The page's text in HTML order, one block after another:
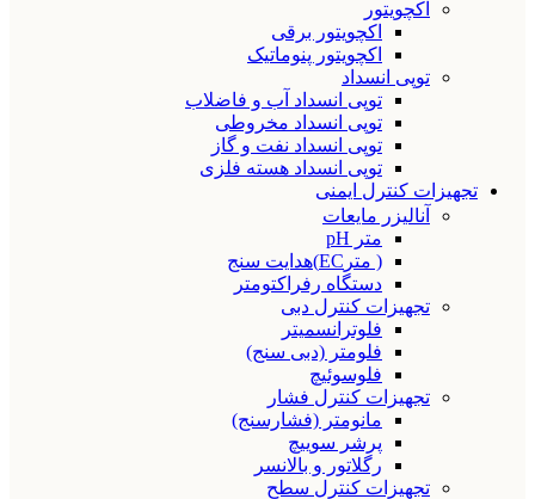
اکچویتور
اکچویتور برقی
اکچویتور پنوماتیک
توپی انسداد
توپی انسداد آب و فاضلاب
توپی انسداد مخروطی
توپی انسداد نفت و گاز
توپی انسداد هسته فلزی
تجهیزات کنترل ایمنی
آنالیزر مایعات
متر pH
( مترEC)هدایت سنج
دستگاه رفراکتومتر
تجهیزات کنترل دبی
فلوترانسمیتر
فلومتر (دبی سنج)
فلوسوئیچ
تجهیزات کنترل فشار
مانومتر (فشارسنج)
پرشر سوییچ
رگلاتور و بالانسر
تجهیزات کنترل سطح